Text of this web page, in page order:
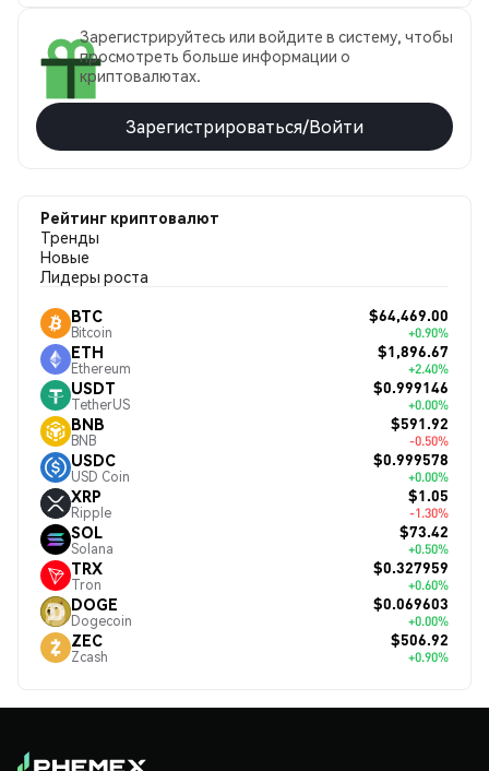
Зарегистрируйтесь или войдите в систему, чтобы
просмотреть больше информации о
криптовалютах.
Зарегистрироваться/Войти
Рейтинг криптовалют
Тренды
Новые
Лидеры роста
BTC
Bitcoin
$64,469.00
+0.90%
ETH
Ethereum
$1,896.67
+2.40%
USDT
TetherUS
$0.999146
+0.00%
BNB
BNB
$591.92
-0.50%
USDC
USD Coin
$0.999578
+0.00%
XRP
Ripple
$1.05
-1.30%
SOL
Solana
$73.42
+0.50%
TRX
Tron
$0.327959
+0.60%
DOGE
Dogecoin
$0.069603
+0.00%
ZEC
Zcash
$506.92
+0.90%